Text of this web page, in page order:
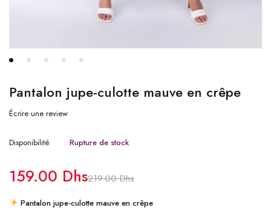
Pantalon jupe-culotte mauve en crêpe
Écrire une review
Disponibilité Rupture de stock
219.00Dhs
159.00 Dhs
Pantalon jupe-culotte mauve en crêpe